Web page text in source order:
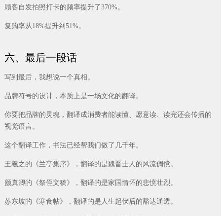
顾客自发拍照打卡的频率提升了370%。
复购率从18%提升到51%。
六、最后一段话
写到最后，我想说一个真相。
品牌符号的设计，本质上是一场文化的翻译。
你要把品牌的灵魂，翻译成消费者能读懂、愿意读、读完还会传播的
视觉语言。
这个翻译工作，书法已经帮我们做了几千年。
王羲之的《兰亭集序》，翻译的是魏晋士人的风流倜傥。
颜真卿的《祭侄文稿》，翻译的是家国情怀的悲愤壮烈。
苏东坡的《寒食帖》，翻译的是人生起伏后的豁达通透。